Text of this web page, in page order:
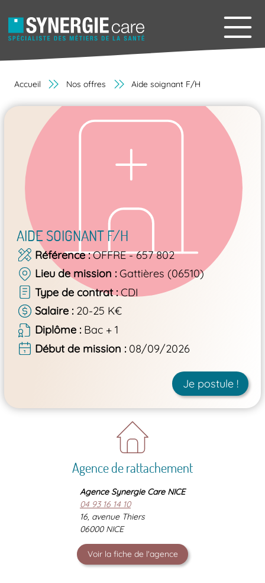
Accueil Nos offres Aide soignant F/H
AIDE SOIGNANT F/H
Référence OFFRE - 657 802
Lieu de mission
Gattières (06510)
Type de contrat CDI
Salaire
20-25 K€
Diplôme
Bac + 1
Début de mission
08/09/2026
Je postule !
Agence de rattachement
Agence Synergie Care NICE
04 93 16 14 10
16, avenue Thiers
06000 NICE
Voir la fiche de l'agence